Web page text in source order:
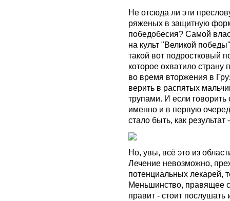
Не отсюда ли эти
ряженых в защитную
победобесия? Самой
на культ "Великой
такой вот подростковый
которое охватило
во время вторжения в
верить в распятых
трупами. И если говорить
именно и в первую
стало быть, как результат
Но, увы, всё это из
Лечение невозможно,
потенциальных лекарей,
Меньшинство, правящее
правит - стоит послушать